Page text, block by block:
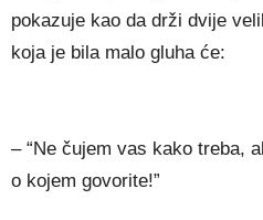
pokazuje kao da drži dvije
koja je bila malo gluha će:
– “Ne čujem vas kako treba,
o kojem govorite!”